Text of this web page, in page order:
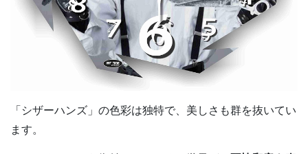
「シザーハンズ」の色彩は独特で、美しさも群を抜いてい
ます。